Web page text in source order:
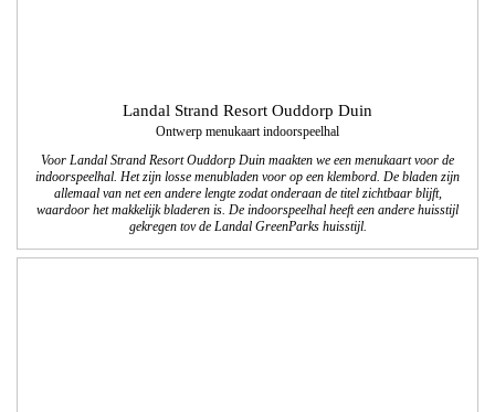
Landal Strand Resort Ouddorp Duin
Ontwerp menukaart indoorspeelhal
Voor Landal Strand Resort Ouddorp Duin maakten we een menukaart voor de
indoorspeelhal. Het zijn losse menubladen voor op een klembord. De bladen zijn
allemaal van net een andere lengte zodat onderaan de titel zichtbaar blijft,
waardoor het makkelijk bladeren is. De indoorspeelhal heeft een andere huisstijl
gekregen tov de Landal GreenParks huisstijl.